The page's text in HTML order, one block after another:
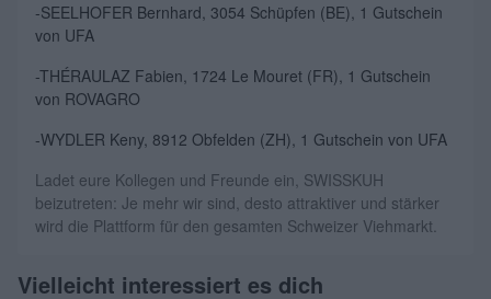
-SEELHOFER Bernhard, 3054 Schüpfen (BE), 1 Gutschein
von UFA
-THÉRAULAZ Fabien, 1724 Le Mouret (FR), 1 Gutschein
von ROVAGRO
-WYDLER Keny, 8912 Obfelden (ZH), 1 Gutschein von UFA
Ladet eure Kollegen und Freunde ein, SWISSKUH
beizutreten: Je mehr wir sind, desto attraktiver und stärker
wird die Plattform für den gesamten Schweizer Viehmarkt.
Vielleicht interessiert es dich